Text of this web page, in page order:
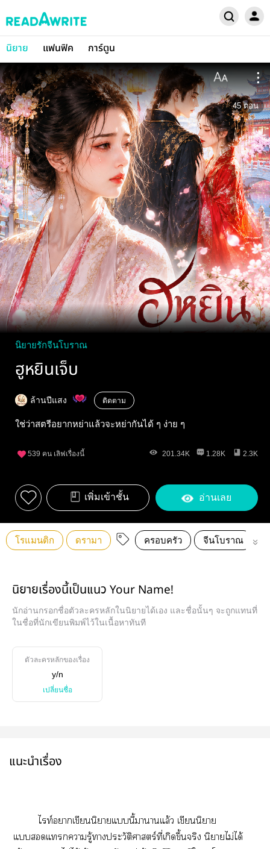
นิยาย แฟนฟิค การ์ตูน
45 ตอน
นิยายรักจีนโบราณ
ฮูหยินเจ็บ
ล้านปีแสง ติดตาม
ใช่ว่าสตรีอยากหย่าแล้วจะหย่ากันได้ ๆ ง่าย ๆ
539 คน เลิฟเรื่องนี้ 201.34K 1.28K 2.3K
เพิ่มเข้าชั้น อ่านเลย
โรแมนติก ดรามา ครอบครัว จีนโบราณ
นิยายเรื่องนี้เป็นแนว Your Name!
นักอ่านกรอกชื่อตัวละครหลักในนิยายได้เอง และชื่อนั้นๆ จะถูกแทนที่
ในชื่อที่นักเขียนพิมพ์ไว้ในเนื้อหาทันที
ตัวละครหลักของเรื่อง
y/n
เปลี่ยนชื่อ
แนะนำเรื่อง
ไท์าเขียนนิยายแนี้าานแล้ว เขียนนิยาย
แแารู้าประวัติศาสตร์ที่เกิดขึ้นจริง นิยายไม่ได้